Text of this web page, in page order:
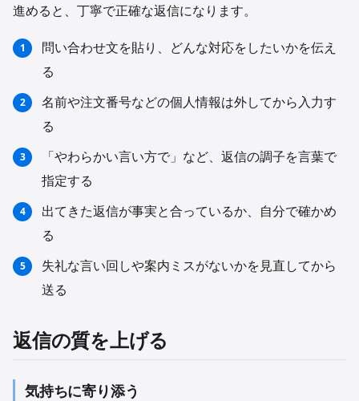
進めると、丁寧で正確な返信になります。
問い合わせ文を貼り、どんな対応をしたいかを伝え
る
名前や注文番号などの個人情報は外してから入力す
る
「やわらかい言い方で」など、返信の調子を言葉で
指定する
出てきた返信が事実と合っているか、自分で確かめ
る
失礼な言い回しや案内ミスがないかを見直してから
送る
返信の質を上げる
気持ちに寄り添う